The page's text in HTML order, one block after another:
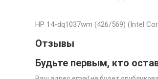
HP 14-dq1037wm (426/569) (Intel
Отзывы
Будьте первым, кто